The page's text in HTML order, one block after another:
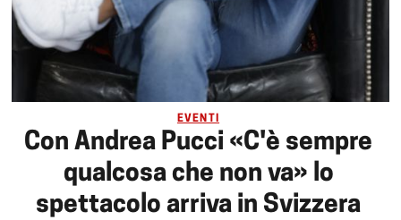
EVENTI
Con Andrea Pucci «C'è sempre
qualcosa che non va» lo
spettacolo arriva in Svizzera